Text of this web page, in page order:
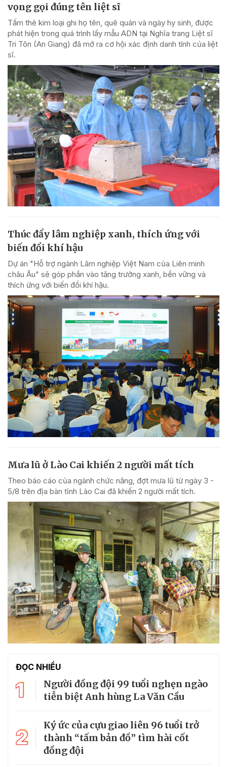
vọng gọi đúng tên liệt sĩ
Tấm thẻ kim loại ghi họ tên, quê quán và ngày hy sinh, được
phát hiện trong quá trình lấy mẫu ADN tại Nghĩa trang Liệt sĩ
Tri Tôn (An Giang) đã mở ra cơ hội xác định danh tính của liệt
sĩ.
Thúc đẩy lâm nghiệp xanh, thích ứng với
biến đổi khí hậu
Dự án "Hỗ trợ ngành Lâm nghiệp Việt Nam của Liên minh
châu Âu" sẽ góp phần vào tăng trưởng xanh, bền vững và
thích ứng với biến đổi khí hậu.
Mưa lũ ở Lào Cai khiến 2 người mất tích
Theo báo cáo của ngành chức năng, đợt mưa lũ từ ngày 3 -
5/8 trên địa bàn tỉnh Lào Cai đã khiến 2 người mất tích.
ĐỌC NHIỀU
1
Người đồng đội 99 tuổi nghẹn ngào
tiễn biệt Anh hùng La Văn Cầu
2
Ký ức của cựu giao liên 96 tuổi trở
thành “tấm bản đồ” tìm hài cốt
đồng đội